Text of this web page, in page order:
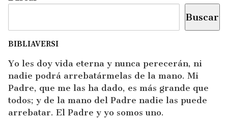
Buscar
BIBLIAVERSI
Yo les doy vida eterna y nunca perecerán, ni
nadie podrá arrebatármelas de la mano. Mi
Padre, que me las ha dado, es más grande que
todos; y de la mano del Padre nadie las puede
arrebatar. El Padre y yo somos uno.